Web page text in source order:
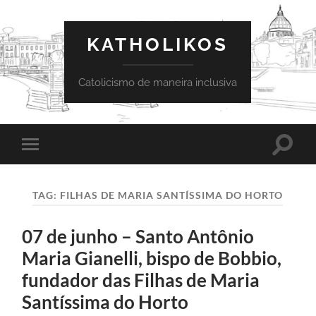
KATHOLIKOS
Catolicismo de maneira inclusiva
Toggle
mobile
Toggle
TAG: FILHAS DE MARIA SANTÍSSIMA DO HORTO
07 de junho – Santo Antônio
Maria Gianelli, bispo de Bobbio,
fundador das Filhas de Maria
Santíssima do Horto